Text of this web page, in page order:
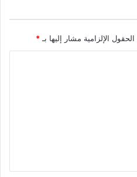
الحقول الإلزامية مشار إليها بـ *